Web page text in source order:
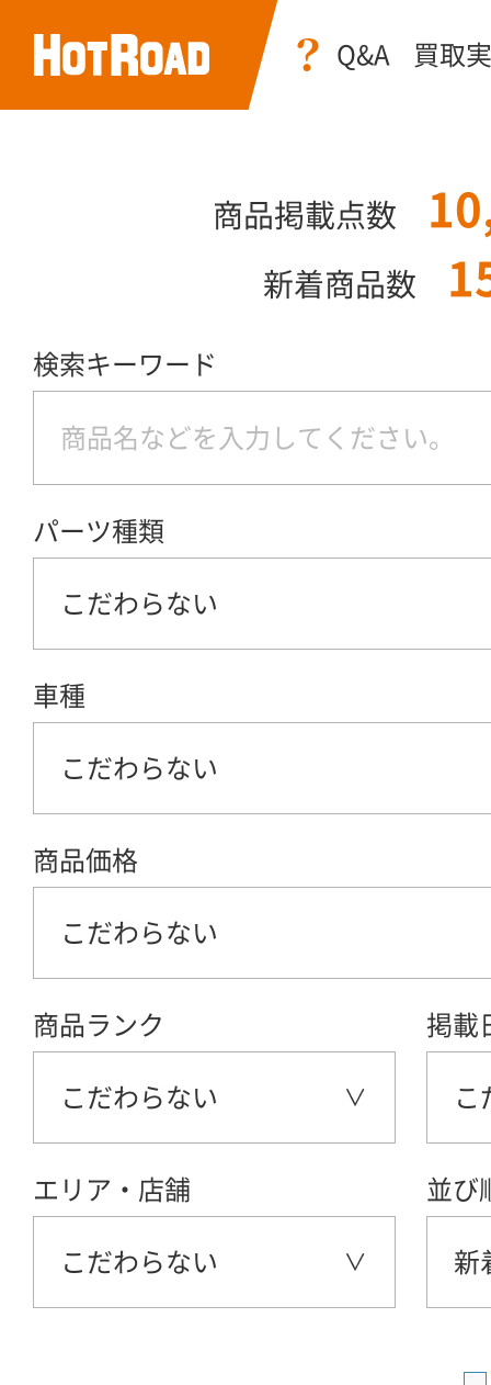
Q&A 買取
商品掲載点数
新着商品数
検索キーワード
パーツ種類
こだわらない
車種
こだわらない
商品価格
こだわらない
商品ランク
こだわらない
掲載
こ
エリア・店舗
こだわらない
並び
新